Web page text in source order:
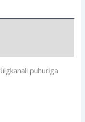
puhuriga